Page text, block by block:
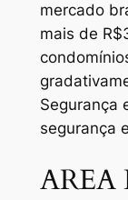
mercado
mais de
Segurança
segurança